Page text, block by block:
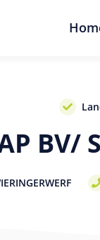
BV/